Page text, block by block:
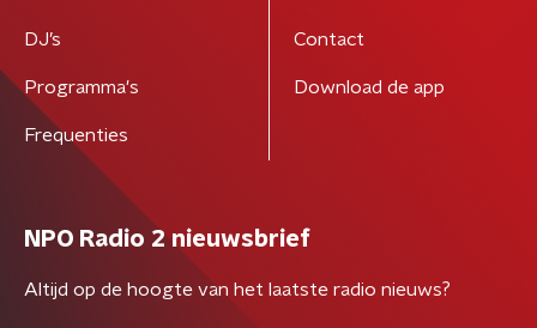
DJ’s
Programma's
Frequenties
Contact
Download de app
NPO Radio 2 nieuwsbrief
Altijd op de hoogte van het laatste radio nieuws?